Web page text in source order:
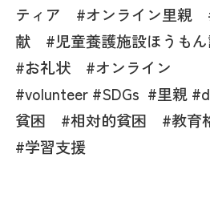
ティア #オンライン里親
献 #児童養護施設ほうも
#お礼状 #オンライン
#volunteer #SDGs #里親
貧困 #相対的貧困 #教育
#学習支援